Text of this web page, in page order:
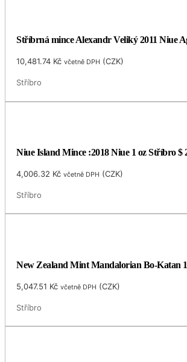
Stříbrná mince Alexandr Veliký 2011 Niue
10,481.74 Kč včetně DPH (CZK)
Stříbro
Niue Island Mince :2018 Niue 1 oz Stříbro
4,006.32 Kč včetně DPH (CZK)
Stříbro
New Zealand Mint Mandalorian Bo-Katan
5,047.51 Kč včetně DPH (CZK)
Stříbro